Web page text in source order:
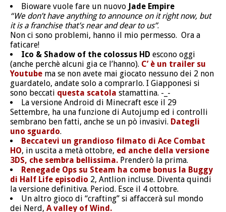
Bioware vuole fare un nuovo Jade Empire
“We don’t have anything to announce on it right now, but
it is a franchise that’s near and dear to us”.
Non ci sono problemi, hanno il mio permesso. Ora a
faticare!
Ico & Shadow of the colossus HD escono oggi
(anche perchè alcuni gia ce l’hanno). C’ è un trailer su
Youtube ma se non avete mai giocato nessuno dei 2 non
guardatelo, andate solo a comprarlo. I Giapponesi si
sono beccati questa scatola stamattina. -_-
La versione Android di Minecraft esce il 29
Settembre, ha una funzione di Autojump ed i controlli
sembrano ben fatti, anche se un pò invasivi. Dategli
uno sguardo.
Beccatevi un grandioso filmato di Ace Combat
HO, in uscita a metà ottobre, ed anche della versione
3DS, che sembra bellissima. Prenderò la prima.
Renegade Ops su Steam ha come bonus la Buggy
di Half Life episodio 2, Antlion incluse. Diventa quindi
la versione definitiva. Period. Esce il 4 ottobre.
Un altro gioco di “crafting” si affaccerà sul mondo
dei Nerd, A valley of Wind.